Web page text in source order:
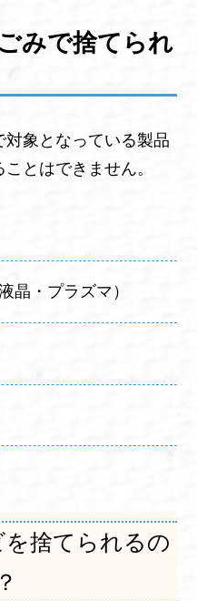
みで捨てられ
象となっている製品
とはできません。
晶・プラズマ）
捨てられるの